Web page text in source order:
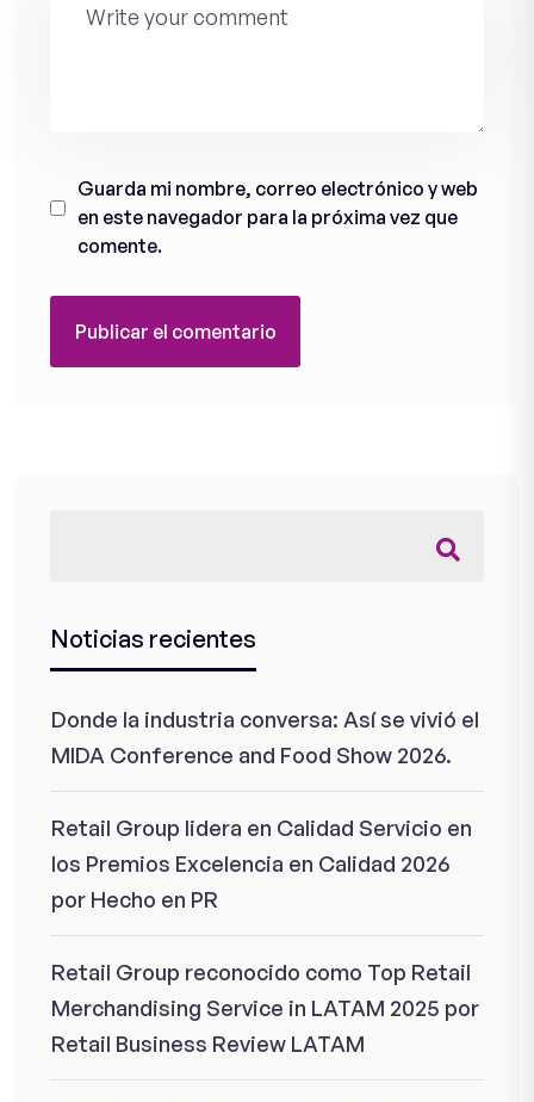
Guarda mi nombre, correo electrónico y web
en este navegador para la próxima vez que
comente.
Noticias recientes
Donde la industria conversa: Así se vivió el
MIDA Conference and Food Show 2026.
Retail Group lidera en Calidad Servicio en
los Premios Excelencia en Calidad 2026
por Hecho en PR
Retail Group reconocido como Top Retail
Merchandising Service in LATAM 2025 por
Retail Business Review LATAM